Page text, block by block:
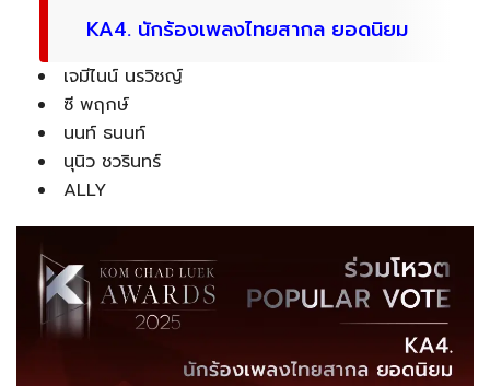
KA4. นักร้องเพลงไทยสากล ยอดนิยม
เจมีไนน์ นรวิชญ์
ซี พฤกษ์
นนท์ ธนนท์
นุนิว ชวรินทร์
ALLY